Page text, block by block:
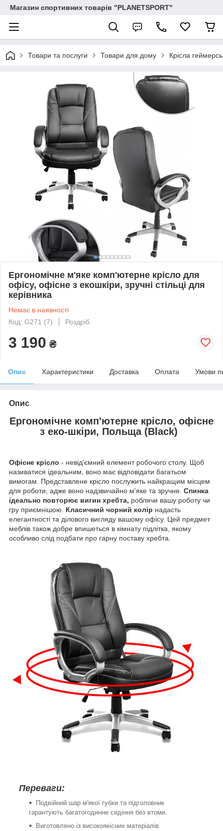
Магазин спортивних товарів "PLANETSPORT"
Товари та послуги Товари для дому Крісла
Ергономічне м'яке комп'ютерне крісло для
офісу, офісне з екошкіри, зручні стільці для
керівника
Немає в наявності
Код: G271 (7)
Роздріб
3 190 ₴
Опис Характеристики Доставка Оплата Умови
Опис
Ергономічне комп'ютерне крісло, офісне
з еко-шкіри, Польща (Black)
Офісне крісло - невід'ємний елемент робочого столу. Щоб
називатися ідеальним, воно має відповідати багатьом
вимогам. Представлене крісло послужить найкращим місцем
для роботи, адже воно надзвичайно м'яке та зручне. Спинка
ідеально повторює вигин хребта, роблячи вашу роботу чи
гру приємнішою. Класичний чорний колір надасть
елегантності та ділового вигляду вашому офісу. Цей предмет
меблів також добре впишеться в кімнату підлітка, якому
особливо слід подбати про гарну поставу хребта.
Переваги:
Подвійний шар м'якої губки та підголовник
гарантують багатогодинне сидіння без втоми.
Виготовлено із високоякісних матеріалів.